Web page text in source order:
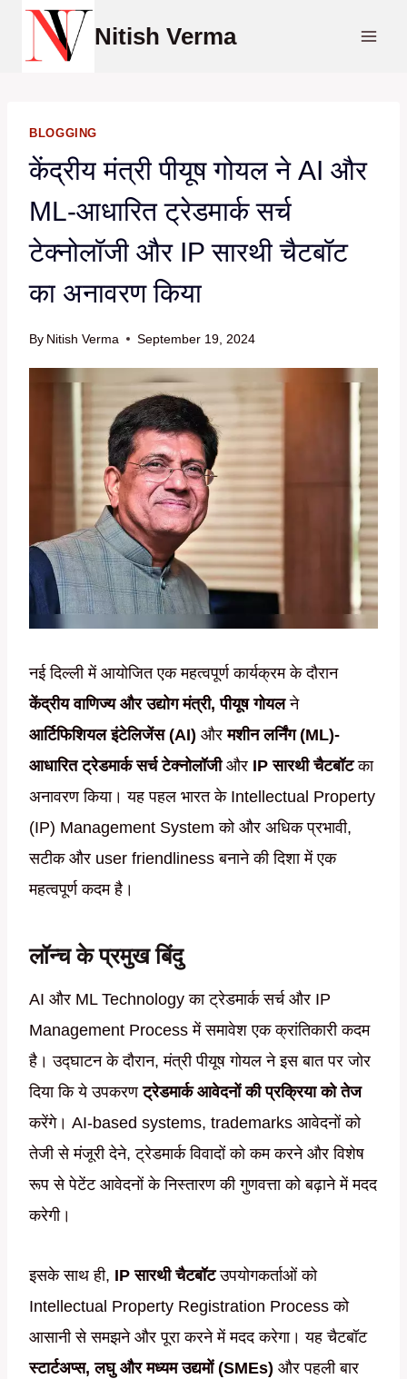
Skip
Nitish Verma
BLOGGING
केंद्रीय मंत्री पीयूष गोयल ने AI और
ML-आधारित ट्रेडमार्क सर्च
टेक्नोलॉजी और IP सारथी चैटबॉट
का अनावरण किया
By Nitish Verma September 19, 2024
नई दिल्ली में आयोजित एक महत्वपूर्ण कार्यक्रम के दौरान
केंद्रीय वाणिज्य और उद्योग मंत्री, पीयूष गोयलने
आर्टिफिशियल इंटेलिजेंस (AI) औरमशीन लर्निंग (ML)-
आधारित ट्रेडमार्क सर्च टेक्नोलॉजीऔर IP सारथी चैटबॉटका
अनावरण किया। यह पहल भारत के Intellectual Property
(IP) Management System को और अधिक प्रभावी,
सटीक और user friendliness बनाने की दिशा में एक
महत्वपूर्ण कदम है।
लॉन्च के प्रमुख बिंदु
AI और ML Technology का ट्रेडमार्क सर्च और IP
Management Process में समावेश एक क्रांतिकारी कदम
है। उद्घाटन के दौरान, मंत्री पीयूष गोयल ने इस बात पर जोर
दिया कि ये उपकरणट्रेडमार्क आवेदनों की प्रक्रिया को तेज
करेंगे। AI-based systems, trademarks आवेदनों को
तेजी से मंजूरी देने, ट्रेडमार्क विवादों को कम करने और विशेष
रूप से पेटेंट आवेदनों के निस्तारण की गुणवत्ता को बढ़ाने में मदद
करेगी।
इसके साथ ही, IP सारथी चैटबॉटउपयोगकर्ताओं को
Intellectual Property Registration Process को
आसानी से समझने और पूरा करने में मदद करेगा। यह चैटबॉट
स्टार्टअप्स, लघु और मध्यम उद्यमों (SMEs) और पहली बार